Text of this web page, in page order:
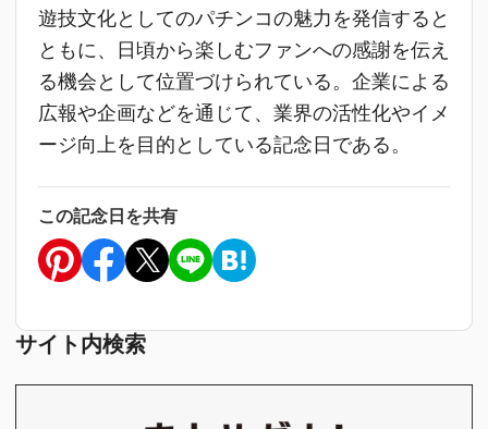
遊技文化としてのパチンコの魅力を発信すると
ともに、日頃から楽しむファンへの感謝を伝え
る機会として位置づけられている。企業による
広報や企画などを通じて、業界の活性化やイメ
ージ向上を目的としている記念日である。
この記念日を共有
サイト内検索